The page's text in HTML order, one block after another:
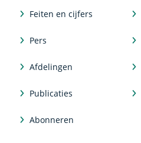
Feiten en cijfers
Pers
Afdelingen
Publicaties
Abonneren